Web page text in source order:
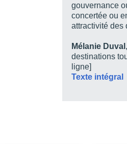
gouvernance
concertée ou
attractivité des
Mélanie Duval
destinations
ligne]
Texte intégral